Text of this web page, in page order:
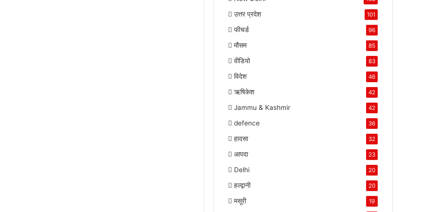
उत्तर प्रदेश 101
फीचर्ड 96
मौसम 85
वीडियो 83
विदेश 46
ऋषिकेश 42
Jammu & Kashmir 42
defence 36
हादसा 32
आपदा 23
Delhi 20
हल्द्वानी 20
मसूरी 19